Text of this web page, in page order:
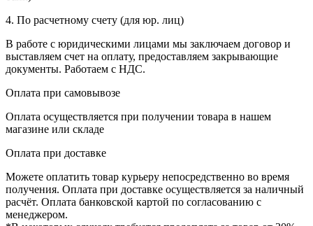
4. По расчетному счету (для юр. лиц)
В работе с юридическими лицами мы заключаем договор и
выставляем счет на оплату, предоставляем закрывающие
документы. Работаем с НДС.
Оплата при самовывозе
Оплата осуществляется при получении товара в нашем
магазине или складе
Оплата при доставке
Можете оплатить товар курьеру непосредственно во время
получения. Оплата при доставке осуществляется за наличный
расчёт. Оплата банковской картой по согласованию с
менеджером.